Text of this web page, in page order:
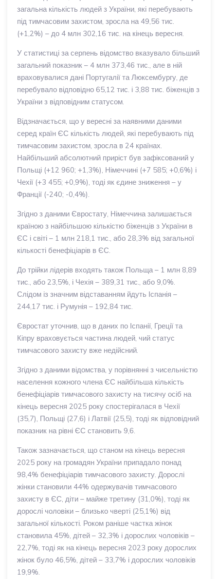
загальна кількість людей з України, які перебувають
під тимчасовим захистом, зросла на 49,56 тис.
(+1,2%) – до 4 млн 302,16 тис. на кінець вересня.
У статистиці за серпень відомство вказувало більший
загальний показник – 4 млн 373,46 тис., але в ній
враховувалися дані Португалії та Люксембургу, де
перебувало відповідно 65,12 тис. і 3,88 тис. біженців з
України з відповідним статусом.
Відзначається, що у вересні за наявними даними
серед країн ЄС кількість людей, які перебувають під
тимчасовим захистом, зросла в 24 країнах.
Найбільший абсолютний приріст був зафіксований у
Польщі (+12 960; +1,3%), Німеччині (+7 585; +0,6%) і
Чехії (+3 455; +0,9%), тоді як єдине зниження – у
Франції (-240; -0,4%).
Згідно з даними Євростату, Німеччина залишається
країною з найбільшою кількістю біженців з України в
ЄС і світі – 1 млн 218,1 тис., або 28,3% від загальної
кількості бенефіціарів в ЄС.
До трійки лідерів входять також Польща – 1 млн 8,89
тис., або 23,5%, і Чехія – 389,31 тис., або 9,0%.
Слідом із значним відставанням йдуть Іспанія –
244,17 тис. і Румунія – 192,84 тис.
Євростат уточнив, що в даних по Іспанії, Греції та
Кіпру враховується частина людей, чий статус
тимчасового захисту вже недійсний.
Згідно з даними відомства, у порівнянні з чисельністю
населення кожного члена ЄС найбільша кількість
бенефіціарів тимчасового захисту на тисячу осіб на
кінець вересня 2025 року спостерігалася в Чехії
(35,7), Польщі (27,6) і Латвії (25,5), тоді як відповідний
показник на рівні ЄС становить 9,6.
Також зазначається, що станом на кінець вересня
2025 року на громадян України припадало понад
98,4% бенефіціарів тимчасового захисту. Дорослі
жінки становили 44% одержувачів тимчасового
захисту в ЄС, діти – майже третину (31,0%), тоді як
дорослі чоловіки – близько чверті (25,1%) від
загальної кількості. Роком раніше частка жінок
становила 45%, дітей – 32,3% і дорослих чоловіків –
22,7%, тоді як на кінець вересня 2023 року дорослих
жінок було 46,5%, дітей – 33,7% і дорослих чоловіків
19,9%.